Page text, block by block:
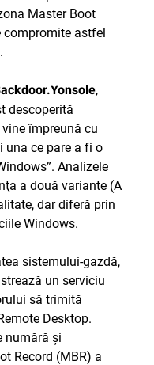
Master Boot
compromite astfel
,
descoperită
împreună cu
una ce pare a fi o
Analizele
a două variante (A
dar diferă prin
Windows.
sistemului-gazdă,
un serviciu
să trimită
Desktop.
numără şi
Record (MBR) a